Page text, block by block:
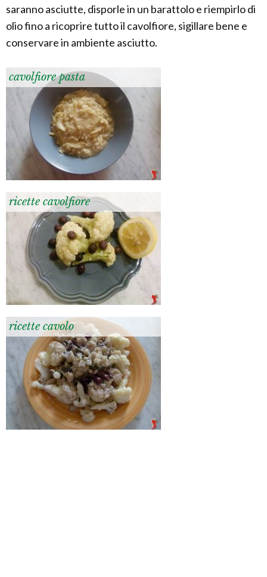
saranno asciutte, disporle in un barattolo e riempirlo di
olio fino a ricoprire tutto il cavolfiore, sigillare bene e
conservare in ambiente asciutto.
cavolfiore pasta
ricette cavolfiore
ricette cavolo